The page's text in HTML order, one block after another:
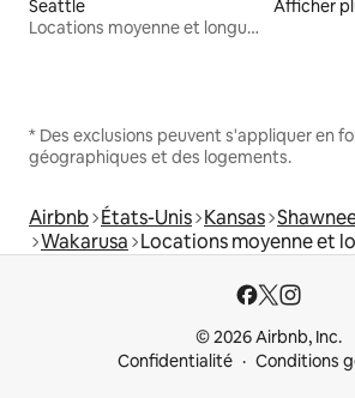
Seattle
Locations moyenne et longue durée
Afficher
* Des exclusions peuvent s'appliquer en
géographiques et des logements.
Airbnb États-Unis Kansas
Wakarusa Locations moyenne et
© 2026 Airbnb, Inc.
Confidentialité
Conditions